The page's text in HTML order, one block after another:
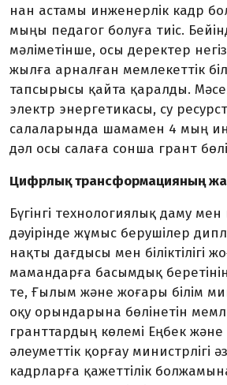
нан астамы инженерлік кадр
мыңы педагог болуға тиіс.
мәліметінше, осы деректер
жылға арналған мемлекеттік
тапсырысы қайта қаралды.
электр энергетикасы, су
салаларында шамамен 4 мың
дәл осы салаға сонша грант
Цифрлық трансформацияның
Бүгінгі технологиялық даму
дәуірінде жұмыс берушілер
нақты дағдысы мен біліктілігі
мамандарға басымдық
те, Ғылым және жоғары білім
оқу орындарына бөлінетін
гранттардың көлемі Еңбек
әлеуметтік қорғау ми­нистрлігі
кадрларға қажеттілік